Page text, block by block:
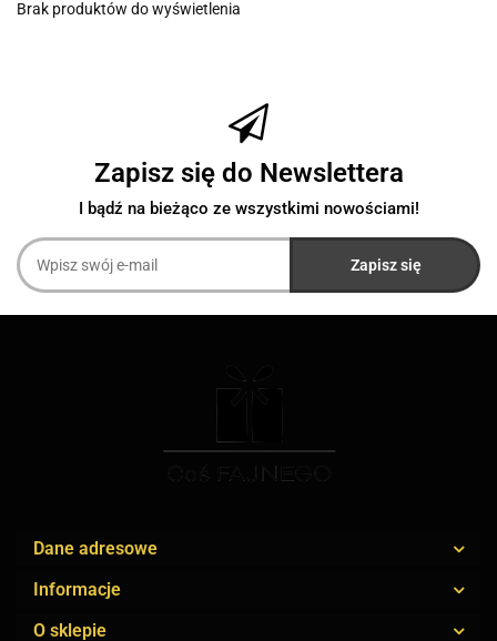
Brak produktów do wyświetlenia
Zapisz się do Newslettera
I bądź na bieżąco ze wszystkimi nowościami!
Dane adresowe
Informacje
O sklepie